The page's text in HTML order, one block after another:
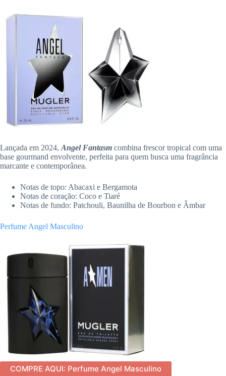
Lançada em 2024, Angel Fantasm combina frescor tropical com uma
base gourmand envolvente, perfeita para quem busca uma fragrância
marcante e contemporânea.
Notas de topo: Abacaxi e Bergamota
Notas de coração: Coco e Tiaré
Notas de fundo: Patchouli, Baunilha de Bourbon e Âmbar
Perfume Angel Masculino
COMPRE AQUI: Perfume Angel Masculino